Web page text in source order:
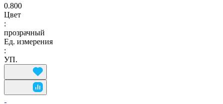
0.800
Цвет
:
прозрачный
Ед. измерения
:
УП.